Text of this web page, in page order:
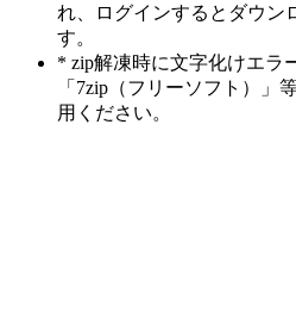
れ、ログインするとダウン
す。
* zip解凍時に文字化けエラ
「7zip（フリーソフト）」
用ください。